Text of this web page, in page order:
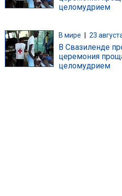
целомудрием
В мире | 23
В Свазиленде
церемония
целомудрием